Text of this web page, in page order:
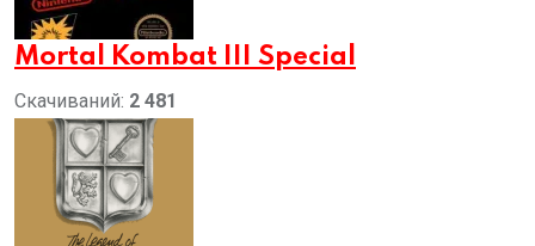
Mortal Kombat III Special
Скачиваний: 2 481